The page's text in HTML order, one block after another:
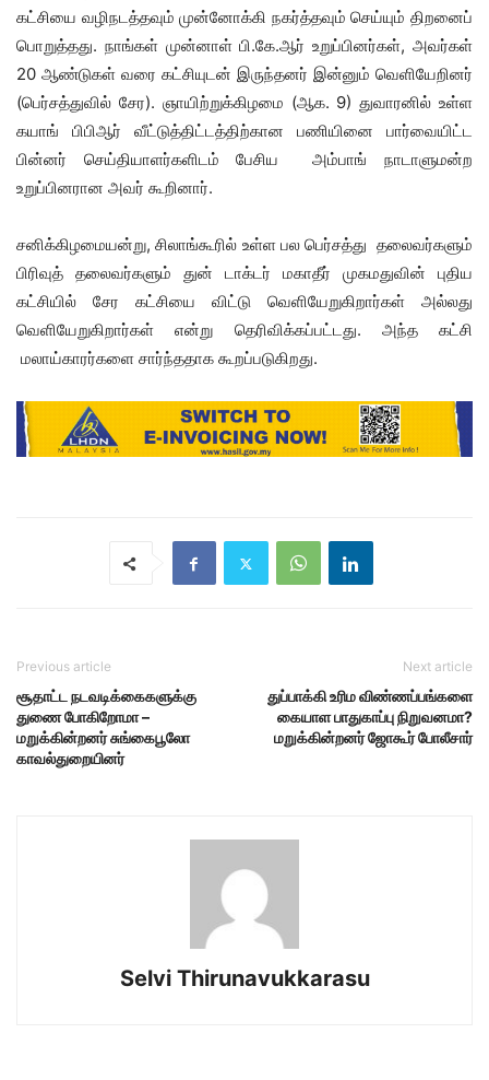
கட்சியை வழிநடத்தவும் முன்னோக்கி நகர்த்தவும் செய்யும் திறனைப்
பொறுத்தது. நாங்கள் முன்னாள் பி.கே.ஆர் உறுப்பினர்கள், அவர்கள்
20 ஆண்டுகள் வரை கட்சியுடன் இருந்தனர் இன்னும் வெளியேறினர்
(பெர்சத்துவில் சேர). ஞாயிற்றுக்கிழமை (ஆக. 9) துவாரனில் உள்ள
கயாங் பிபிஆர் வீட்டுத்திட்டத்திற்கான பணியினை பார்வையிட்ட
பின்னர் செய்தியாளர்களிடம் பேசிய அம்பாங் நாடாளுமன்ற
உறுப்பினரான அவர் கூறினார்.
சனிக்கிழமையன்று, சிலாங்கூரில் உள்ள பல பெர்சத்து தலைவர்களும்
பிரிவுத் தலைவர்களும் துன் டாக்டர் மகாதீர் முகமதுவின் புதிய
கட்சியில் சேர கட்சியை விட்டு வெளியேறுகிறார்கள் அல்லது
வெளியேறுகிறார்கள் என்று தெரிவிக்கப்பட்டது. அந்த கட்சி
மலாய்காரர்களை சார்ந்ததாக கூறப்படுகிறது.
Previous article
சூதாட்ட நடவடிக்கைகளுக்கு
துணை போகிறோமா –
மறுக்கின்றனர் சுங்கைபூலோ
காவல்துறையினர்
Next article
துப்பாக்கி உரிம விண்ணப்பங்களை
கையாள பாதுகாப்பு நிறுவனமா?
மறுக்கின்றனர் ஜோகூர் போலீசார்
Selvi Thirunavukkarasu